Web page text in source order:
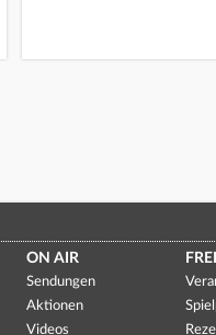
ON AIR
Sendungen
Aktionen
Videos